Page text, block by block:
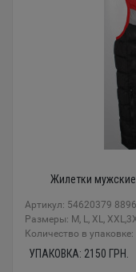
Жилетки мужские
Артикул: 54620379
Размеры: M, L, XL,
Количество в упаковке:
УПАКОВКА: 2150 ГРН.